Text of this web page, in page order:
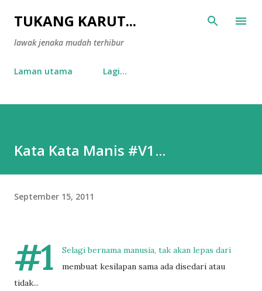
Langkau ke kandungan utama
TUKANG KARUT...
lawak jenaka mudah terhibur
Laman utama Lagi…
Kata Kata Manis #V1...
September 15, 2011
#1
Selagi bernama manusia, tak akan lepas dari
membuat kesilapan sama ada disedari atau
tidak...